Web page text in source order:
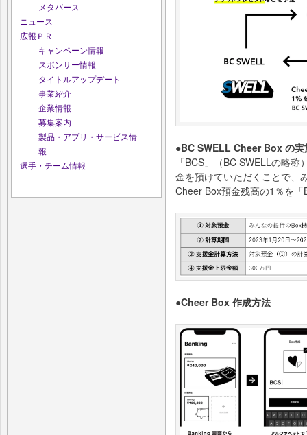
メタバース
ニュース
広報ＰＲ
キャンペーン情報
スポンサー情報
タイトルアップデート
事業紹介
企業情報
募集案内
製品・アプリ・サービス情
報
選手・チーム情報
●BC SWELL Cheer Box の実
「BCS」（BC SWELLの略
金を預けていただくことで、
Cheer Box預金残高の1％を
●Cheer Box 作成方法